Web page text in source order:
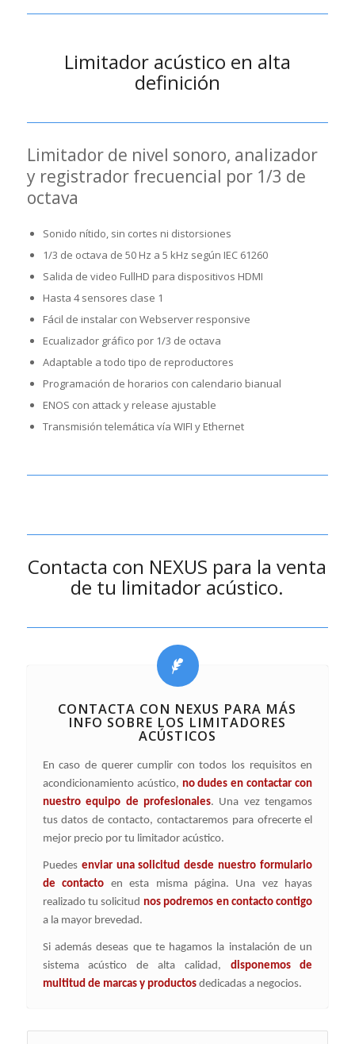
Limitador acústico en alta
definición
Limitador de nivel sonoro, analizador
y registrador frecuencial por 1/3 de
octava
Sonido nítido, sin cortes ni distorsiones
1/3 de octava de 50 Hz a 5 kHz según IEC 61260
Salida de video FullHD para dispositivos HDMI
Hasta 4 sensores clase 1
Fácil de instalar con Webserver responsive
Ecualizador gráfico por 1/3 de octava
Adaptable a todo tipo de reproductores
Programación de horarios con calendario bianual
ENOS con attack y release ajustable
Transmisión telemática vía WIFI y Ethernet
Contacta con NEXUS para la venta
de tu limitador acústico.
CONTACTA CON NEXUS PARA MÁS
INFO SOBRE LOS LIMITADORES
ACÚSTICOS
En caso de querer cumplir con todos los requisitos en
acondicionamiento acústico, no dudes en contactar con
nuestro equipo de profesionales. Una vez tengamos
tus datos de contacto, contactaremos para ofrecerte el
mejor precio por tu limitador acústico.
Puedes enviar una solicitud desde nuestro formulario
de contacto en esta misma página. Una vez hayas
realizado tu solicitud nos podremos en contacto contigo
a la mayor brevedad.
Si además deseas que te hagamos la instalación de un
sistema acústico de alta calidad, disponemos de
multitud de marcas y productosdedicadas a negocios.